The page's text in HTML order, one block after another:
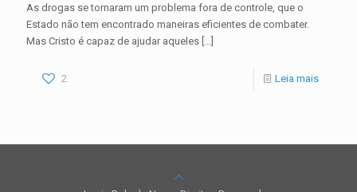
As drogas se tornaram um problema fora de controle, que o
Estado não tem encontrado maneiras eficientes de combater.
Mas Cristo é capaz de ajudar aqueles […]
2 Leia mais